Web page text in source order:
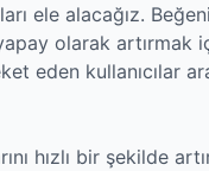
ele alacağız.
olarak artırmak
eden kullanıcılar
hızlı bir şekilde